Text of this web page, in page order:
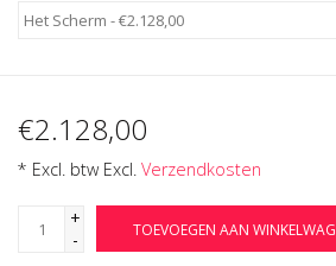
€2.128,00
* Excl. btw Excl. Verzendkosten
+
-
TOEVOEGEN AAN